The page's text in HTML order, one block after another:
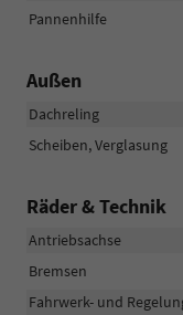
Pannenhilfe
Außen
Dachreling
Scheiben, Verglasung
Räder & Technik
Antriebsachse
Bremsen
Fahrwerk- und